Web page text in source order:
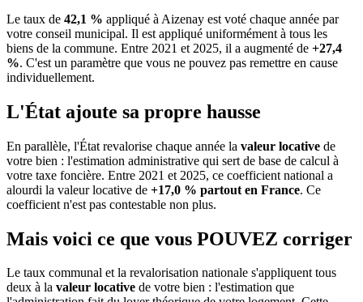
Le taux de 42,1 % appliqué à Aizenay est voté chaque année par
votre conseil municipal. Il est appliqué uniformément à tous les
biens de la commune. Entre 2021 et 2025, il a augmenté de +27,4
%. C'est un paramètre que vous ne pouvez pas remettre en cause
individuellement.
L'État ajoute sa propre hausse
En parallèle, l'État revalorise chaque année la valeur locative de
votre bien : l'estimation administrative qui sert de base de calcul à
votre taxe foncière. Entre 2021 et 2025, ce coefficient national a
alourdi la valeur locative de +17,0 % partout en France. Ce
coefficient n'est pas contestable non plus.
Mais voici ce que vous POUVEZ corriger
Le taux communal et la revalorisation nationale s'appliquent tous
deux à la valeur locative de votre bien : l'estimation que